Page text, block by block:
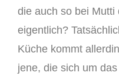
die auch so bei
eigent­lich?
Küche kommt
jene, die sich um